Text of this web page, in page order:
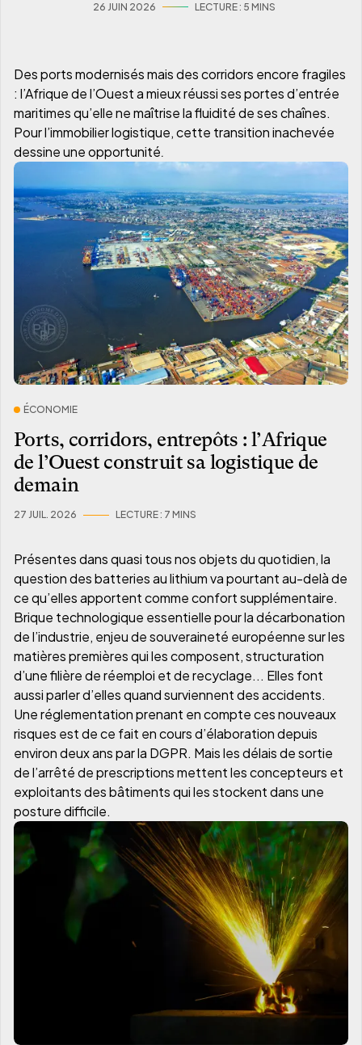
26 JUIN 2026 LECTURE : 5 MINS
ÉCONOMIE
Ports, corridors, entrepôts : l’Afrique
de l’Ouest construit sa logistique de
demain
Des ports modernisés mais des corridors encore fragiles
: l’Afrique de l’Ouest a mieux réussi ses portes d’entrée
maritimes qu’elle ne maîtrise la fluidité de ses chaînes.
Pour l’immobilier logistique, cette transition inachevée
dessine une opportunité.
27 JUIL. 2026 LECTURE : 7 MINS
Présentes dans quasi tous nos objets du quotidien, la
question des batteries au lithium va pourtant au-delà de
ce qu’elles apportent comme confort supplémentaire.
Brique technologique essentielle pour la décarbonation
de l’industrie, enjeu de souveraineté européenne sur les
matières premières qui les composent, structuration
d’une filière de réemploi et de recyclage... Elles font
aussi parler d’elles quand surviennent des accidents.
Une réglementation prenant en compte ces nouveaux
risques est de ce fait en cours d’élaboration depuis
environ deux ans par la DGPR. Mais les délais de sortie
de l’arrêté de prescriptions mettent les concepteurs et
exploitants des bâtiments qui les stockent dans une
posture difficile.